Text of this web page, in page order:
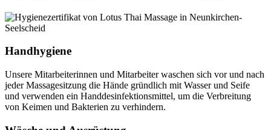
Handhygiene
Unsere Mitarbeiterinnen und Mitarbeiter waschen sich vor und nach
jeder Massagesitzung die Hände gründlich mit Wasser und Seife
und verwenden ein Handdesinfektionsmittel, um die Verbreitung
von Keimen und Bakterien zu verhindern.